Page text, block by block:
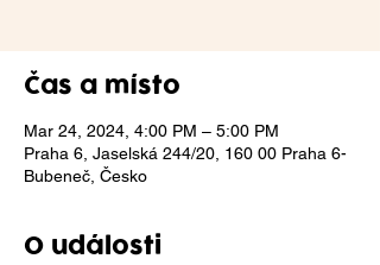
Čas a místo
Mar 24, 2024, 4:00 PM – 5:00 PM
Praha 6, Jaselská 244/20, 160 00 Praha 6-
Bubeneč, Česko
O události